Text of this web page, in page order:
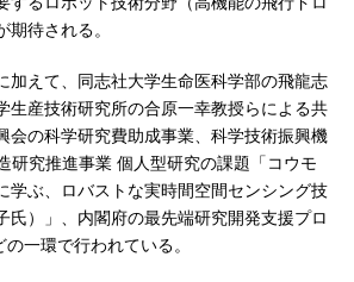
期待される。
えて、同志社大学生命医科学部の飛龍志
生産技術研究所の合原一幸教授らによる共
会の科学研究費助成事業、科学技術振興機
研究推進事業 個人型研究の課題「コウモ
学ぶ、ロバストな実時間空間センシング技
氏）」、内閣府の最先端研究開発支援プロ
一環で行われている。